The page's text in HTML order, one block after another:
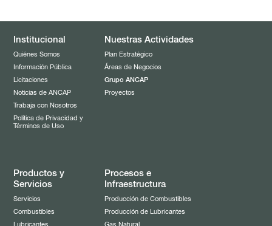
Grupo
Proyectos
Áreas de Negocios
Institucional
Quiénes Somos
Información Pública
Licitaciones
Noticias de ANCAP
Trabaja con Nosotros
Política de Privacidad y
Términos de Uso
Nuestras Actividades
Plan Estratégico
Áreas de Negocios
Grupo ANCAP
Proyectos
Productos y
Servicios
Servicios
Combustibles
Lubricantes
Procesos e
Infraestructura
Producción de Combustibles
Producción de Lubricantes
Gas Natural